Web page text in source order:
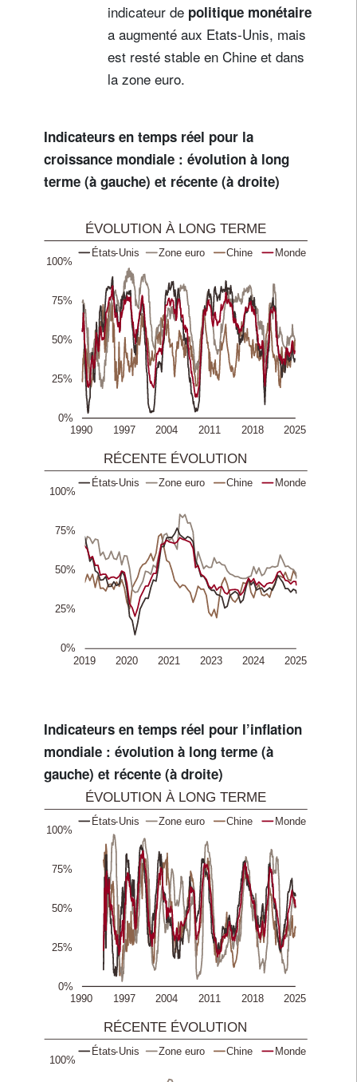
indicateur de politique monétaire
a augmenté aux Etats-Unis, mais
est resté stable en Chine et dans
la zone euro.
Indicateurs en temps réel pour la
croissance mondiale : évolution à long
terme (à gauche) et récente (à droite)
Indicateurs en temps réel pour l’inflation
mondiale : évolution à long terme (à
gauche) et récente (à droite)